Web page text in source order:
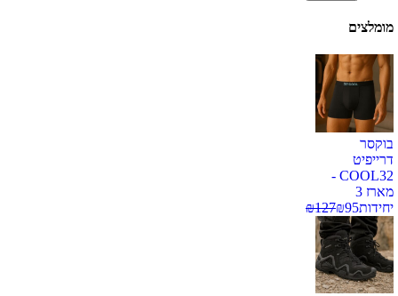
מומלצים
בוקסר
דרייפיט
COOL32 -
מארז 3
יחידות
₪95
₪127